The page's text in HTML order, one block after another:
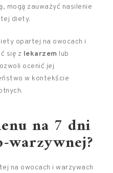
mogą zauważyć nasilenie
diety.
opartej na owocach i
się z lekarzem lub
ocenić jej
w kontekście
na 7 dni
warzywnej?
na owocach i warzywach